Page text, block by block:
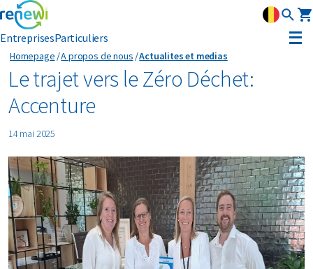
EntreprisesParticuliers
Stratégie
Strategie
Nos divisions
Histoire
Innovation
Durabilite
Reconnaissance
Actualités et médias
Circular Reality Scan
Homepage A propos de nous Actualites et medias
Le trajet vers le Zéro Déchet:
Accenture
14 mai 2025